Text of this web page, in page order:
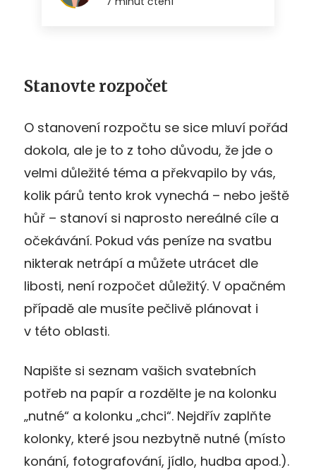
Stanovte rozpočet
O stanovení rozpočtu se sice mluví pořád
dokola, ale je to z toho důvodu, že jde o
velmi důležité téma a překvapilo by vás,
kolik párů tento krok vynechá – nebo ještě
hůř – stanoví si naprosto nereálné cíle a
očekávání. Pokud vás peníze na svatbu
nikterak netrápí a můžete utrácet dle
libosti, není rozpočet důležitý. V opačném
případě ale musíte pečlivě plánovat i
v této oblasti.
Napište si seznam vašich svatebních
potřeb na papír a rozdělte je na kolonku
„nutné“ a kolonku „chci“. Nejdřív zaplňte
kolonky, které jsou nezbytně nutné (místo
konání, fotografování, jídlo, hudba apod.).